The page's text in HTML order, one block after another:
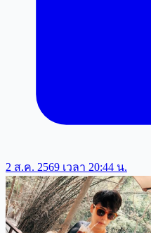
2 ส.ค. 2569 เวลา 20:44 น.